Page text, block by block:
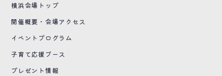
横浜会場トップ
開催概要・会場アクセス
イベントプログラム
子育て応援ブース
プレゼント情報